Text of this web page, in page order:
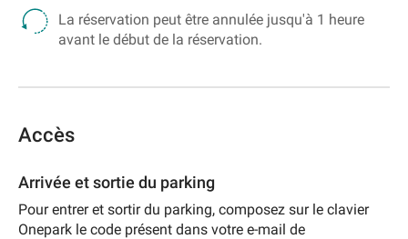
La réservation peut être annulée jusqu'à 1 heure
avant le début de la réservation.
Accès
Arrivée et sortie du parking
Pour entrer et sortir du parking, composez sur le clavier
Onepark le code présent dans votre e-mail de